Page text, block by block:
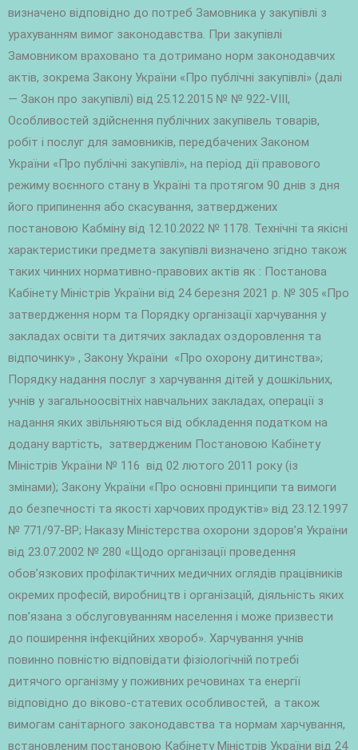
визначено відповідно до потреб Замовника у закупівлі з
урахуванням вимог законодавства. При закупівлі
Замовником враховано та дотримано норм законодавчих
актів, зокрема Закону України «Про публічні закупівлі» (далі
— Закон про закупівлі) від 25.12.2015 № № 922-VIII,
Особливостей здійснення публічних закупівель товарів,
робіт і послуг для замовників, передбачених Законом
України «Про публічні закупівлі», на період дії правового
режиму воєнного стану в Україні та протягом 90 днів з дня
його припинення або скасування, затверджених
постановою Кабміну від 12.10.2022 № 1178. Технічні та якісні
характеристики предмета закупівлі визначено згідно також
таких чинних нормативно-правових актів як : Постанова
Кабінету Міністрів України від 24 березня 2021 р. № 305 «Про
затвердження норм та Порядку організації харчування у
закладах освіти та дитячих закладах оздоровлення та
відпочинку» , Закону України «Про охорону дитинства»;
Порядку надання послуг з харчування дітей у дошкільних,
учнів у загальноосвітніх навчальних закладах, операції з
надання яких звільняються від обкладення податком на
додану вартість, затвердженим Постановою Кабінету
Міністрів України № 116 від 02 лютого 2011 року (із
змінами); Закону України «Про основні принципи та вимоги
до безпечності та якості харчових продуктів» від 23.12.1997
№ 771/97-ВР; Наказу Міністерства охорони здоров’я України
від 23.07.2002 № 280 «Щодо організації проведення
обов’язкових профілактичних медичних оглядів працівників
окремих професій, виробництв і організацій, діяльність яких
пов’язана з обслуговуванням населення і може призвести
до поширення інфекційних хвороб». Харчування учнів
повинно повністю відповідати фізіологічній потребі
дитячого організму у поживних речовинах та енергії
відповідно до віково-статевих особливостей, а також
вимогам санітарного законодавства та нормам харчування,
встановленим постановою Кабінету Міністрів України від 24